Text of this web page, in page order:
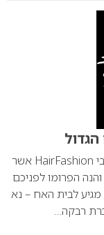
40 פאות ויומיים של עבודה והכנות ברבקה זהבי HairFashion אשר
הפרומו לפניכם
לבית האח – נא
רבקה…